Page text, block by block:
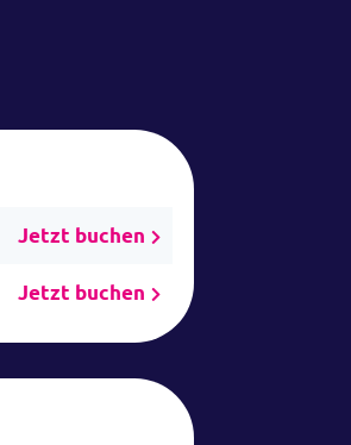
Jetzt buchen
Jetzt buchen